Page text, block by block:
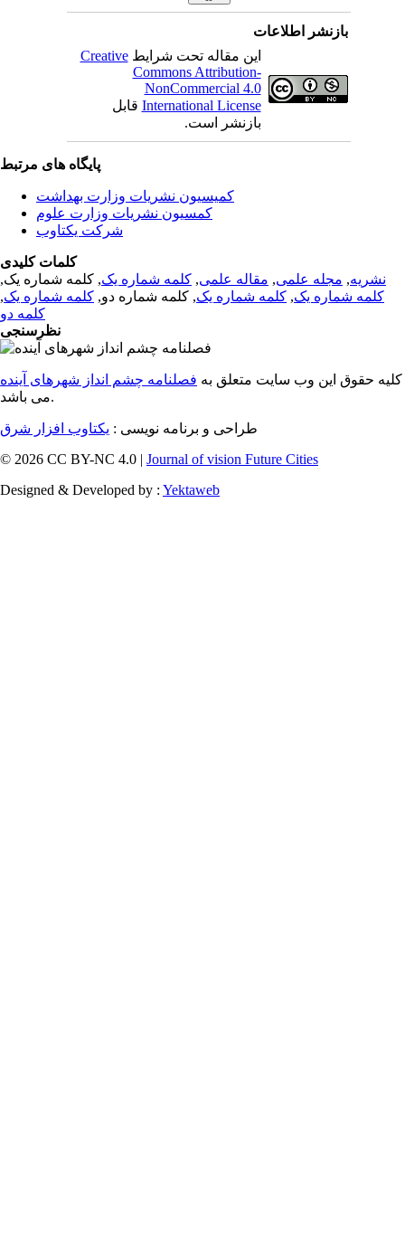
بازنشر اطلاعات
این مقاله تحت شرایطCreative
Commons Attribution-
NonCommercial 4.0
International License قابل
بازنشر است.
پایگاه های مرتبط
کمیسیون نشریات وزارت بهداشت
کمسیون نشریات وزارت علوم
شرکت یکتاوب
کلمات کلیدی
نشریه, مجله علمی, مقاله علمی, کلمه شماره یک, کلمه شماره یک,
کلمه شماره یک, کلمه شماره یک, کلمه شماره دو, کلمه شماره یک,
کلمه دو
نظرسنجی
کلیه حقوق این وب سایت متعلق به فصلنامه چشم انداز شهرهای آینده
می باشد.
طراحی و برنامه نویسی : یکتاوب افزار شرق
© 2026 CC BY-NC 4.0 | Journal of vision Future Cities
Designed & Developed by : Yektaweb